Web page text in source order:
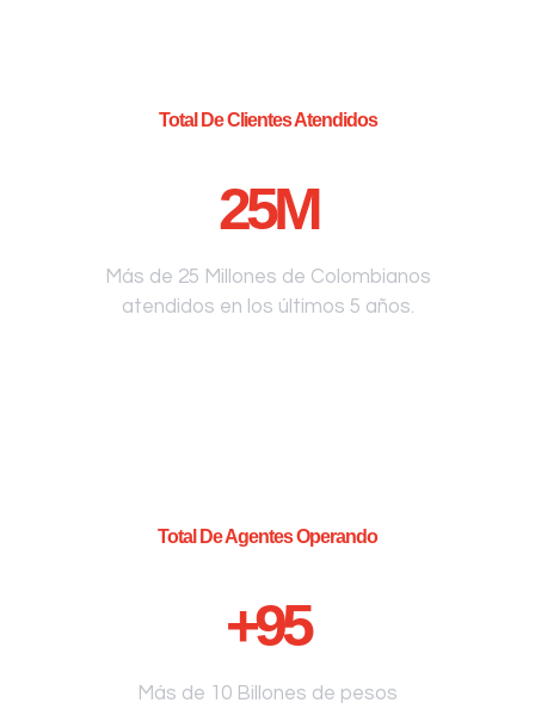
Total De Clientes Atendidos
25M
Más de 25 Millones de Colombianos
atendidos en los últimos 5 años.
Total De Agentes Operando
+95
Más de 10 Billones de pesos